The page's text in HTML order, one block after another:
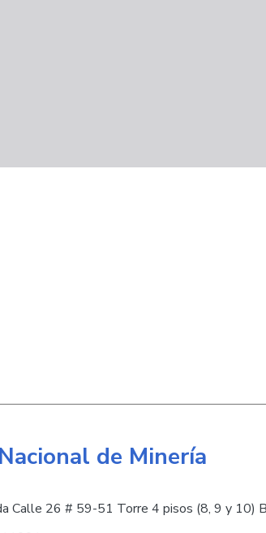
de Minería
Calle 26 # 59-51 Torre 4 pisos (8, 9 y 10)